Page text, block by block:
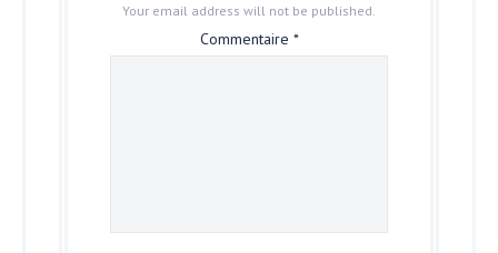
Your email address will not be published.
Commentaire *